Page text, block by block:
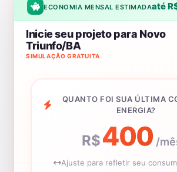
ECONOMIA MENSAL ESTIMADAaté
SIMULAÇÃO GRATUITA
Inicie seu projeto para Novo
Triunfo/BA
QUANTO FOI SUA ÚLTIMA
ENERGIA?
R$400 /
Ajuste para refletir seu